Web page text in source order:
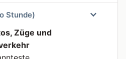
Stunde)
Züge und